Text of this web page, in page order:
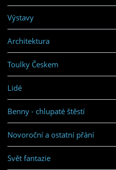
Výstavy
Architektura
Toulky Českem
Lidé
Benny - chlupaté štěstí
Novoroční a ostatní přání
Svět fantazie